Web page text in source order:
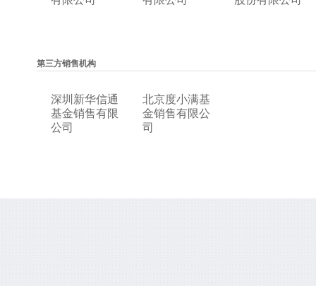
第三方销售机构
深圳新华信通
基金销售有限
公司
北京度小满基
金销售有限公
司